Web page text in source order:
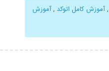
,آموزش کامل اتوکد ,آموزش